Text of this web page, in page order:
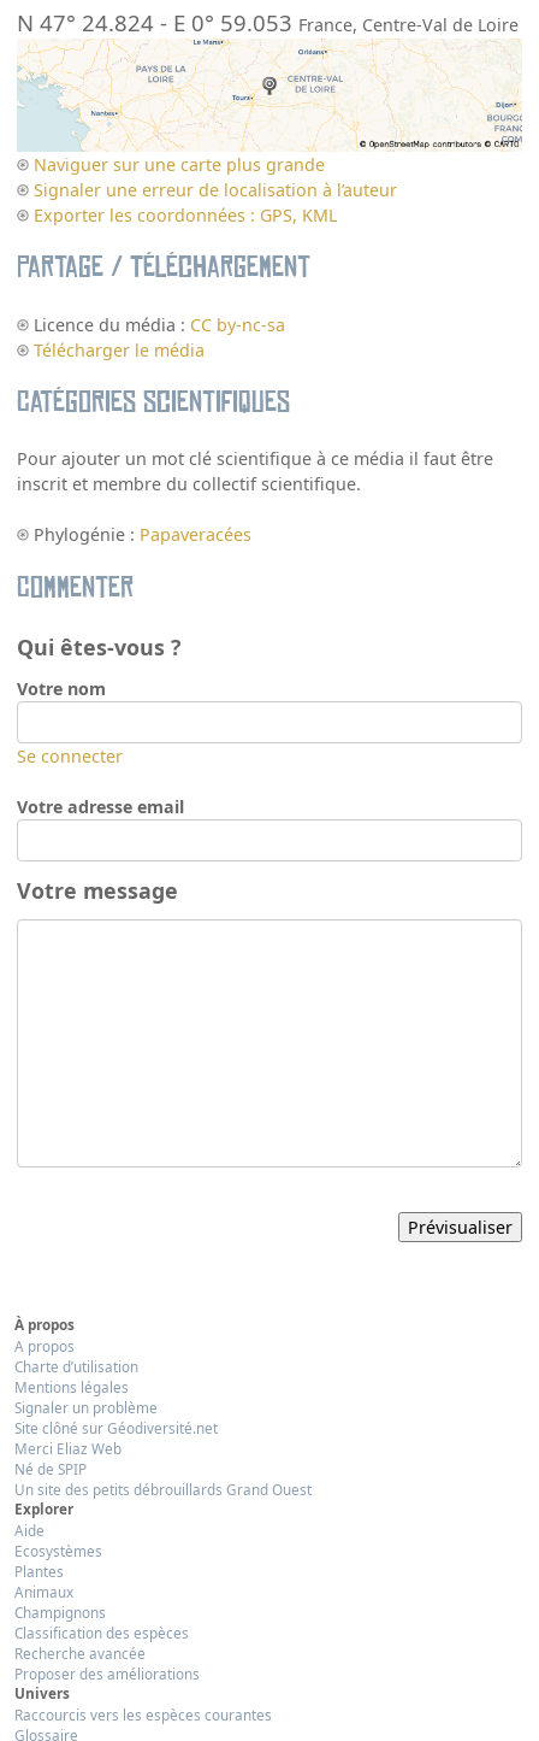
N 47° 24.824 - E 0° 59.053 France, Centre-Val de Loire
Naviguer sur une carte plus grande
Signaler une erreur de localisation à l’auteur
Exporter les coordonnées : GPS, KML
Partage / Téléchargement
Licence du média : CC by-nc-sa
Télécharger le média
Catégories scientifiques
Pour ajouter un mot clé scientifique à ce média il faut être
inscrit et membre du collectif scientifique.
Phylogénie : Papaveracées
Commenter
Qui êtes-vous ?
Votre nom
Se connecter
Votre adresse email
Votre message
À propos
A propos
Charte d’utilisation
Mentions légales
Signaler un problème
Site clôné sur Géodiversité.net
Merci Eliaz Web
Né de SPIP
Un site des petits débrouillards Grand Ouest
Explorer
Aide
Ecosystèmes
Plantes
Animaux
Champignons
Classification des espèces
Recherche avancée
Proposer des améliorations
Univers
Raccourcis vers les espèces courantes
Glossaire